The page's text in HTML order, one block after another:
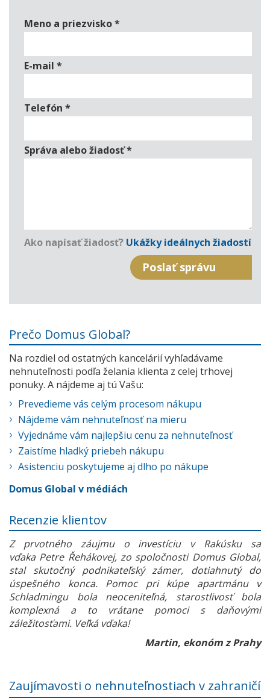
Meno a priezvisko*
E-mail *
Telefón *
Správa alebo žiadosť*
Ako napísať žiadosť? Ukážky ideálnych žiadostí
Prečo Domus Global?
Na rozdiel od ostatných kancelárií vyhľadávame
nehnuteľnosti podľa želania klienta z celej trhovej
ponuky. A nájdeme aj tú Vašu:
Prevedieme vás celým procesom nákupu
Nájdeme vám nehnuteľnosť na mieru
Vyjednáme vám najlepšiu cenu za nehnuteľnosť
Zaistíme hladký priebeh nákupu
Asistenciu poskytujeme aj dlho po nákupe
Domus Global v médiách
Recenzie klientov
Z prvotného záujmu o investíciu v Rakúsku sa
vďaka Petre Řehákovej, zo spoločnosti Domus Global,
stal skutočný podnikateľský zámer, dotiahnutý do
úspešného konca. Pomoc pri kúpe apartmánu v
Schladmingu bola neoceniteľná, starostlivosť bola
komplexná a to vrátane pomoci s daňovými
záležitosťami. Veľká vďaka!
Martin, ekonóm z Prahy
Zaujímavosti o nehnuteľnostiach v zahraničí